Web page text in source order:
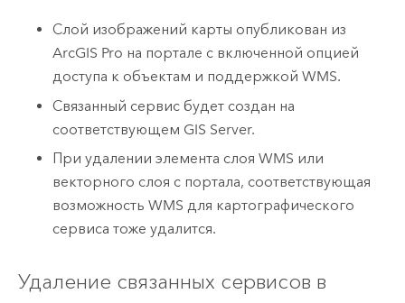
Слой изображений карты опубликован из
ArcGIS Pro на портале с включенной опцией
доступа к объектам и поддержкой WMS.
Связанный сервис будет создан на
соответствующем GIS Server.
При удалении элемента слоя WMS или
векторного слоя с портала, соответствующая
возможность WMS для картографического
сервиса тоже удалится.
Удаление связанных сервисов в